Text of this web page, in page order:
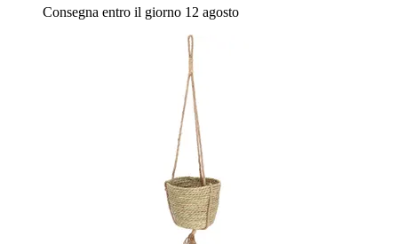
Consegna entro il giorno 12 agosto